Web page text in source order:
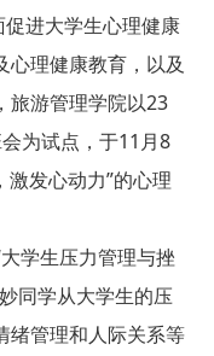
进大学生心理健康
心理健康教育，以及
旅游管理学院以23
为试点，于11月8
激发心动力”的心理
学生压力管理与挫
同学从大学生的压
绪管理和人际关系等